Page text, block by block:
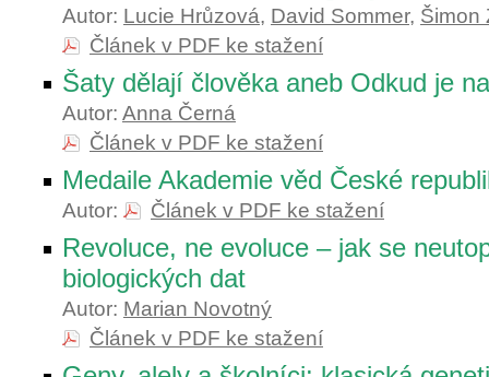
Autor: Lucie Hrůzová, David Sommer, Šimon
Článek v PDF ke stažení
Šaty dělají člověka aneb Odkud je
Autor: Anna Černá
Článek v PDF ke stažení
Medaile Akademie věd České
Autor: Článek v PDF ke stažení
Revoluce, ne evoluce – jak se
biologických dat
Autor: Marian Novotný
Článek v PDF ke stažení